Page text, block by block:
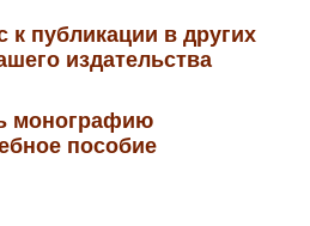
публикации в других
издательства
монографию
пособие